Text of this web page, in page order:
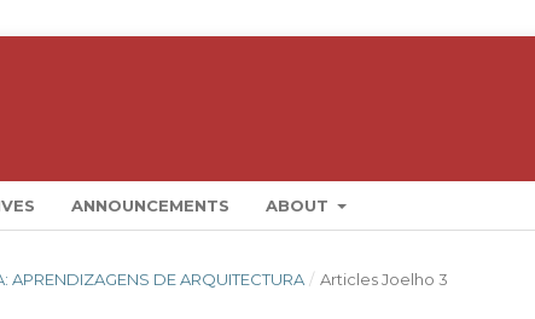
ANNOUNCEMENTS ABOUT
APRENDIZAGENS DE ARQUITECTURA / Articles Joelho 3